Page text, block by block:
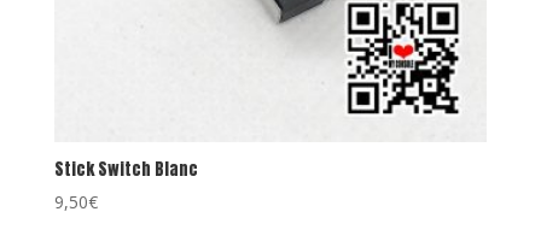
Stick Switch Blanc
9,50€